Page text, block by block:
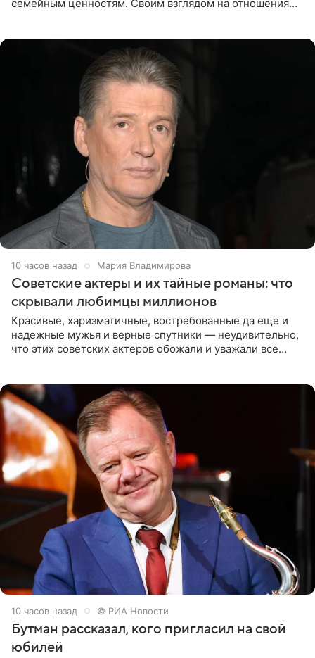
семейным ценностям. Своим взглядом на отношения
10 часов назад Мария Владимирова
Советские актеры и их тайные романы: что
скрывали любимцы миллионов
Красивые, харизматичные, востребованные да еще и
надежные мужья и верные спутники — неудивительно,
что этих советских актеров обожали и уважали все
10 часов назад © РИА Новости
Бутман рассказал, кого пригласил на свой
юбилей